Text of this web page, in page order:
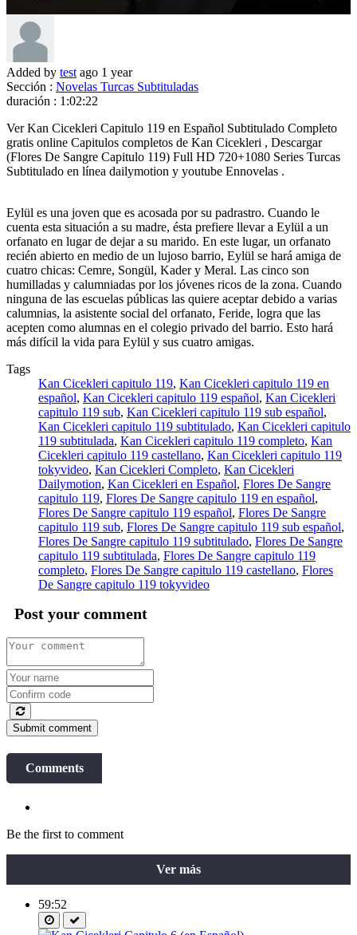
Added by test ago 1 year
Sección : Novelas Turcas Subtituladas
duración : 1:02:22
Ver Kan Cicekleri Capitulo 119 en Español Subtitulado Completo
gratis online Capitulos completos de Kan Cicekleri , Descargar
(Flores De Sangre Capitulo 119) Full HD 720+1080 Series Turcas
Subtitulado en línea dailymotion y youtube Ennovelas .
Eylül es una joven que es acosada por su padrastro. Cuando le
cuenta esta situación a su madre, ésta prefiere llevar a Eylül a un
orfanato en lugar de dejar a su marido. En este lugar, un orfanato
recién abierto en medio de un lujoso barrio, Eylül se hará amiga de
cuatro chicas: Cemre, Songül, Kader y Meral. Las cinco son
humilladas y calumniadas por los jóvenes ricos de la zona. Cuando
ninguna de las escuelas públicas las quiere aceptar debido a varias
calumnias, la asistente social del orfanato, Feride, logra que las
acepten como alumnas en el colegio privado del barrio. Esto hará
más difícil la vida para Eylül y sus cuatro amigas.
Tags
Kan Cicekleri capitulo 119, Kan Cicekleri capitulo 119 en
español, Kan Cicekleri capitulo 119 español, Kan Cicekleri
capitulo 119 sub, Kan Cicekleri capitulo 119 sub español,
Kan Cicekleri capitulo 119 subtitulado, Kan Cicekleri capitulo
119 subtitulada, Kan Cicekleri capitulo 119 completo, Kan
Cicekleri capitulo 119 castellano, Kan Cicekleri capitulo 119
tokyvideo, Kan Cicekleri Completo, Kan Cicekleri
Dailymotion, Kan Cicekleri en Español, Flores De Sangre
capitulo 119, Flores De Sangre capitulo 119 en español,
Flores De Sangre capitulo 119 español, Flores De Sangre
capitulo 119 sub, Flores De Sangre capitulo 119 sub español,
Flores De Sangre capitulo 119 subtitulado, Flores De Sangre
capitulo 119 subtitulada, Flores De Sangre capitulo 119
completo, Flores De Sangre capitulo 119 castellano, Flores
De Sangre capitulo 119 tokyvideo
Post your comment
Submit comment
Comments
Be the first to comment
Ver más
59:52